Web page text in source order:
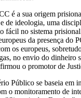
é a sua origem
de ideologia, uma
fácil no sistema
da presença do
os europeus,
no envio do dinheiro
o promotor de
Público se baseia em
o monitoramento de